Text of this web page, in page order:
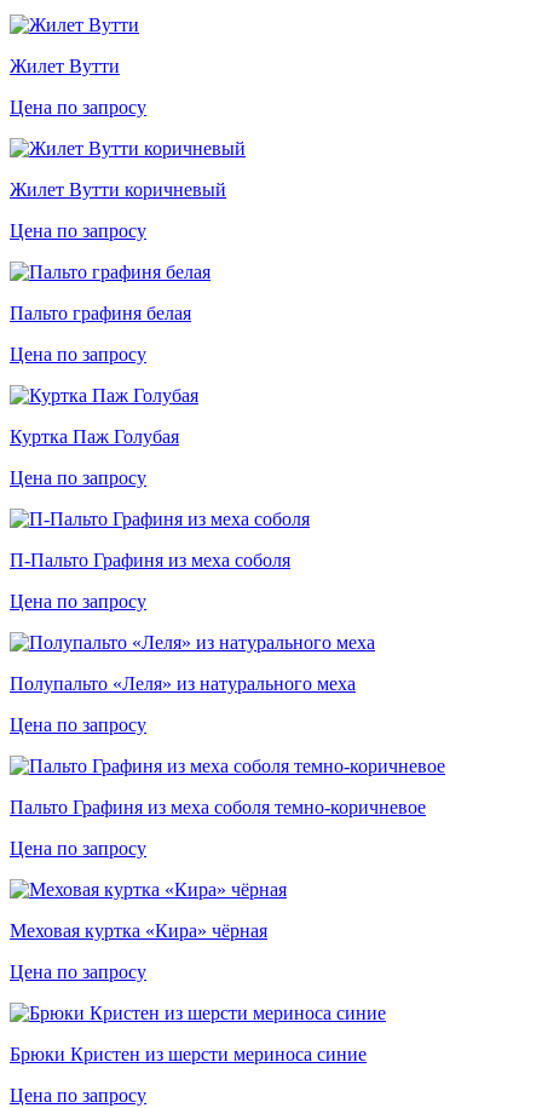
Жилет Вутти
Цена по запросу
Жилет Вутти коричневый
Цена по запросу
Пальто графиня белая
Цена по запросу
Куртка Паж Голубая
Цена по запросу
П-Пальто Графиня из меха соболя
Цена по запросу
Полупальто «Леля» из натурального меха
Цена по запросу
Пальто Графиня из меха соболя темно-коричневое
Цена по запросу
Меховая куртка «Кира» чёрная
Цена по запросу
Брюки Кристен из шерсти мериноса синие
Цена по запросу